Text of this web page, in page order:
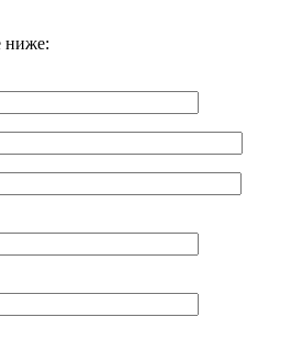
ниже: